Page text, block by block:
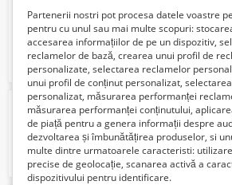
Anunt finalizare
Verifica cu vanzatorul
55000 Euro €
Partenerii nostri pot procesa datele voastre
pentru cu unul sau mai multe scopuri:
accesarea informațiilor de pe un dispozitiv,
reclamelor de bază, crearea unui profil de
personalizate, selectarea reclamelor
unui profil de conținut personalizat,
personalizat, măsurarea performanței
măsurarea performanței conținutului,
de piață pentru a genera informații despre
dezvoltarea și îmbunătățirea produselor, si
multe dintre urmatoarele caracteristi:
precise de geolocație, scanarea activă a
dispozitivului pentru identificare.